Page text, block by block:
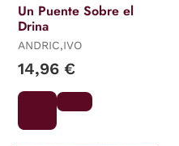
Un Puente Sobre el
Drina
ANDRIC,IVO
14,96 €